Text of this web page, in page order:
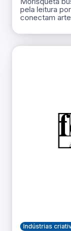
pela leitura
conectam
Indústrias